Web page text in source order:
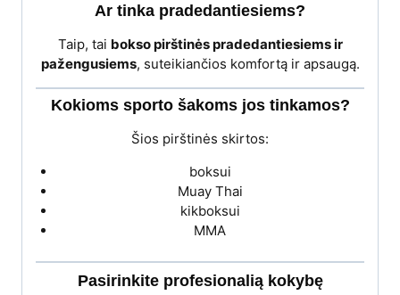
Ar tinka pradedantiesiems?
Taip, tai bokso pirštinės pradedantiesiems ir
pažengusiems, suteikiančios komfortą ir apsaugą.
Kokioms sporto šakoms jos tinkamos?
Šios pirštinės skirtos:
boksui
Muay Thai
kikboksui
MMA
Pasirinkite profesionalią kokybę